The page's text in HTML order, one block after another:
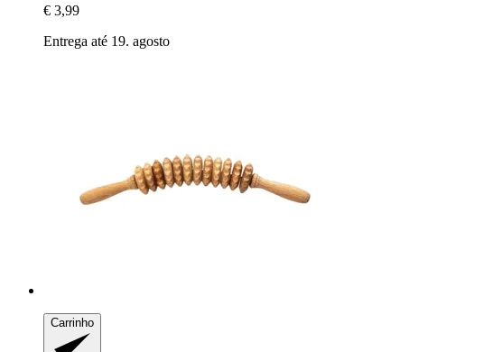
€ 3,99
Entrega até 19. agosto
Carrinho